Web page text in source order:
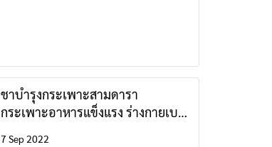
ชาบำรุงกระเพาะสามดารา
กระเพาะอาหารแข็งแรง ร่างกายเบา
7 Sep 2022